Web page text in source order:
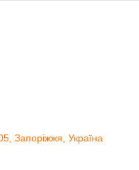
Запоріжжя, Україна